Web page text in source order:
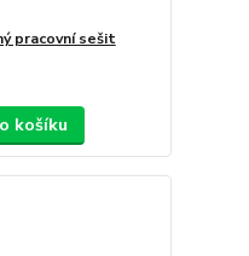
pracovní sešit
košíku